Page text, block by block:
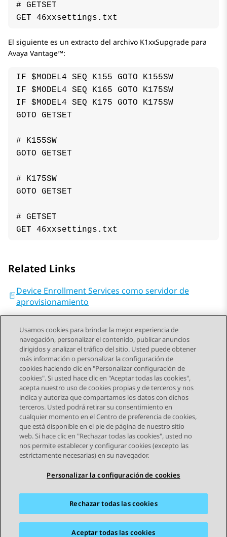
# GETSET
El siguiente es un extracto del archivo K1xxSupgrade para
Avaya Vantage™:
IF $MODEL4 SEQ K155 GOTO K155SW
IF $MODEL4 SEQ K165 GOTO K175SW
IF $MODEL4 SEQ K175 GOTO K175SW
GOTO GETSET
# K155SW
GOTO GETSET
# K175SW
GOTO GETSET
# GETSET
Related Links
Device Enrollment Services como servidor de
aprovisionamiento
Send Feedback
Navegación de tema
Tema anterior Tema siguiente
STAY CONNECTED
Mapa del sitio Condiciones de Uso
Privacidad
Política de Cookies
Marcas registradas
Usamos cookies para brindar la mejor experiencia de
navegación, personalizar el contenido, publicar anuncios
dirigidos y analizar el tráfico del sitio. Usted puede obtener
más información o personalizar la configuración de
cookies haciendo clic en "Personalizar configuración de
cookies". Si usted hace clic en "Aceptar todas las cookies",
acepta nuestro uso de cookies propias y de terceros y nos
indica y autoriza que compartamos los datos con dichos
terceros. Usted podrá retirar su consentimiento en
cualquier momento en el Centro de preferencia de cookies,
que está disponible en el pie de página de nuestro sitio
web. Si hace clic en "Rechazar todas las cookies", usted no
nos permite establecer y configurar cookies (excepto las
estrictamente necesarias) en su navegador.
Personalizar la configuración de cookies
Rechazar todas las cookies
Aceptar todas las cookies